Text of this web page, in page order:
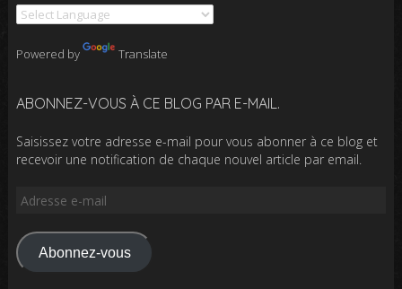
Powered by Translate
ABONNEZ-VOUS À CE BLOG PAR E-MAIL.
Saisissez votre adresse e-mail pour vous abonner à ce blog et
recevoir une notification de chaque nouvel article par email.
Adresse
mail
Abonnez-vous